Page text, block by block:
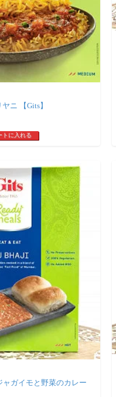
ニ 【Gits】
トに入れる
ャガイモと野菜のカレー